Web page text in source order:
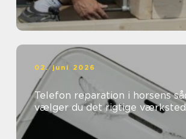
02. juni 2026
Telefon reparation i horsens sådan
vælger du det rigtige værksted